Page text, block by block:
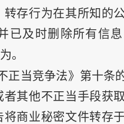
存行为在其所知的
已及时删除所有信
。
正当竞争法》第十条
其他不正当手段获
商业秘密文件转存